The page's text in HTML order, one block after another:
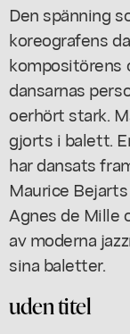
Den spänning
koreografens
kompositörens
dansarnas
oerhört stark.
gjorts i balett.
har dansats
Maurice
Agnes de Mille
av moderna
sina baletter.
uden titel